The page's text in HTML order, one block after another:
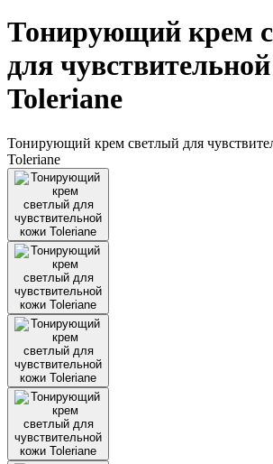
Тонирующий крем
для
Toleriane
Тонирующий крем светлый для
Toleriane